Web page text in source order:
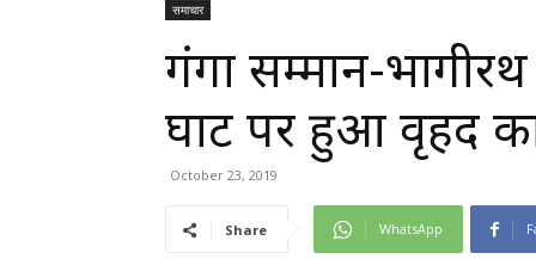
समाचार
गंगा सम्मान-
घाट पर हुआ वृहद
October 23, 2019
Share WhatsApp